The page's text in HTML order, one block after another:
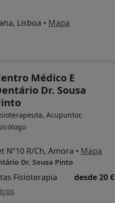
Lisboa • Mapa
Médico E
Dr. Sousa
Acupuntor,
Nº10 R/Ch, Amora • Mapa
Dr. Sousa Pinto
Fisioterapia
desde 20 €